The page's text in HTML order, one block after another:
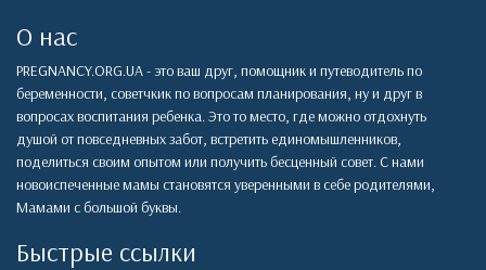
О нас
PREGNANCY.ORG.UA - это ваш друг, помощник и путеводитель по
беременности, советчкик по вопросам планирования, ну и друг в
вопросах воспитания ребенка. Это то место, где можно отдохнуть
душой от повседневных забот, встретить единомышленников,
поделиться своим опытом или получить бесценный совет. С нами
новоиспеченные мамы становятся уверенными в себе родителями,
Мамами с большой буквы.
Быстрые ссылки